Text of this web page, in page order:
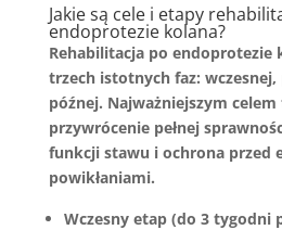
Jakie są cele i etapy
endoprotezie kolana?
Rehabilitacja po endoprotezie
trzech istotnych faz:
późnej. Najważniejszym celem
przywrócenie pełnej
funkcji stawu i ochrona przed
powikłaniami.
Wczesny etap (do 3 tygodni